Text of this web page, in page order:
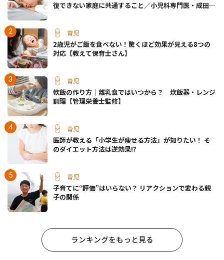
復できない家庭に共通すること／小児科専門医・成田奈
育児
2歳児がご飯を食べない！驚くほど効果が見える8つの
対応【教えて保育士さん】
育児
軟飯の作り方｜離乳食ではいつから？ 炊飯器・レンジ
調理【管理栄養士監修】
育児
医師が教える「小学生が痩せる方法」が知りたい！ そ
のダイエット方法は逆効果!?
育児
子育てに“評価”はいらない？ リアクションで変わる親
子の関係
ランキングをもっと見る